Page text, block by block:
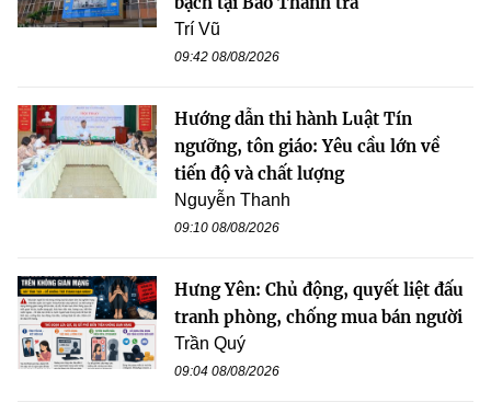
Trí Vũ
09:42 08/08/2026
Hướng dẫn thi hành Luật Tín
ngưỡng, tôn giáo: Yêu cầu lớn về
tiến độ và chất lượng
Nguyễn Thanh
09:10 08/08/2026
Hưng Yên: Chủ động, quyết liệt đấu
tranh phòng, chống mua bán người
Trần Quý
09:04 08/08/2026